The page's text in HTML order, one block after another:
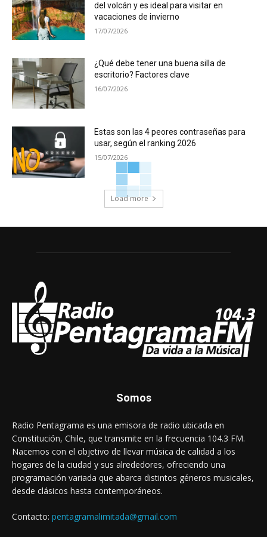
del volcán y es ideal para visitar en
vacaciones de invierno
17/07/2026
¿Qué debe tener una buena silla de
escritorio? Factores clave
16/07/2026
Estas son las 4 peores contraseñas para
usar, según el ranking 2026
15/07/2026
Load more
Somos
Radio Pentagrama es una emisora de radio ubicada en
Constitución, Chile, que transmite en la frecuencia 104.3 FM.
Nacemos con el objetivo de llevar música de calidad a los
hogares de la ciudad y sus alrededores, ofreciendo una
programación variada que abarca distintos géneros musicales,
desde clásicos hasta contemporáneos.
Contacto: pentagramalimitada@gmail.com